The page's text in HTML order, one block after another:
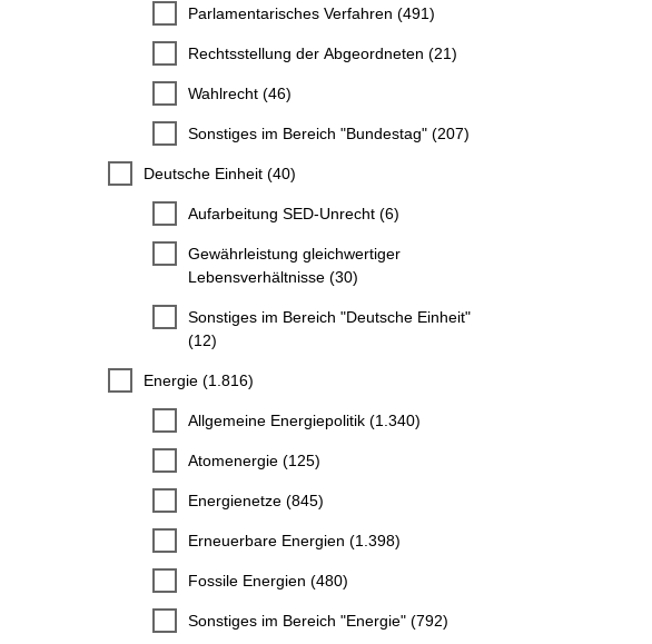
Parlamentarisches Verfahren (491)
Rechtsstellung der Abgeordneten (21)
Wahlrecht (46)
Sonstiges im Bereich "Bundestag" (207)
Deutsche Einheit (40)
Aufarbeitung SED-Unrecht (6)
Gewährleistung gleichwertiger
Lebensverhältnisse (30)
Sonstiges im Bereich "Deutsche Einheit"
(12)
Energie (1.816)
Allgemeine Energiepolitik (1.340)
Atomenergie (125)
Energienetze (845)
Erneuerbare Energien (1.398)
Fossile Energien (480)
Sonstiges im Bereich "Energie" (792)